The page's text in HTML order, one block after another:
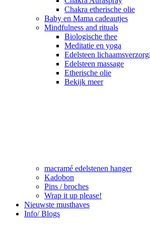
Chakra etherische olie
Baby en Mama cadeautjes
Mindfulness and rituals
Biologische thee
Meditatie en yoga
Edelsteen
Edelsteen massage
Etherische olie
Bekijk meer
macramé edelstenen hanger
Kadobon
Pins / broches
Wrap it up please!
Nieuwste musthaves
Info/ Blogs